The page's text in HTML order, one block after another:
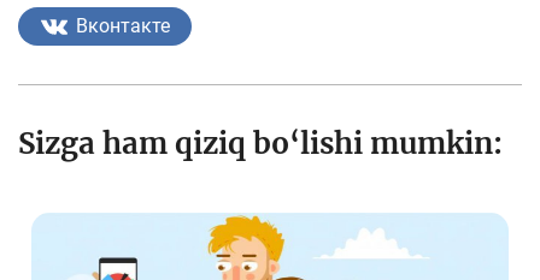
Вконтакте
Sizga ham qiziq bo‘lishi mumkin: